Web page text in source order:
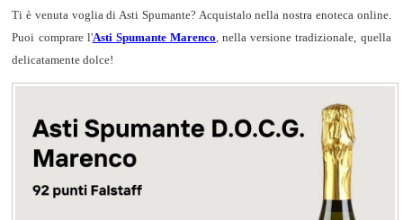
Ti è venuta voglia di Asti Spumante? Acquistalo nella nostra enoteca online.
Puoi comprare l'Asti Spumante Marenco, nella versione tradizionale, quella
delicatamente dolce!